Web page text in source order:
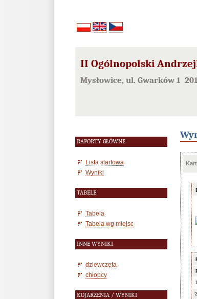
II Ogólnopolski
Mysłowice, ul. Gwarków 1
RAPORTY GŁÓWNE
Lista startowa
Wyniki
TABELE
Tabela
Tabela wg miejsc
INNE WYNIKI
dziewczęta
chłopcy
KOJARZENIA / WYNIKI
1
2